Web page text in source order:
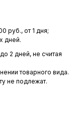
руб., от 1 дня;
дней.
2 дней, не считая
товарного вида.
не подлежат.